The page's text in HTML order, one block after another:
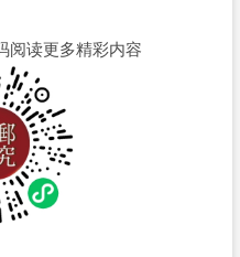
阅读更多精彩内容